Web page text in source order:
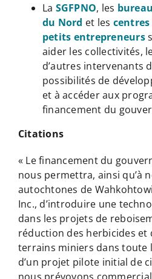
La SGFPNO, les
du Nord et les centres
petits entrepreneurs
aider les collectivités,
d’autres intervenants
possibilités de
et à accéder aux
financement du
Citations
« Le financement du
nous permettra, ainsi qu’à
autochtones de
Inc., d’introduire une
dans les projets de
réduction des herbicides et
terrains miniers dans toute
d’un projet pilote initial de